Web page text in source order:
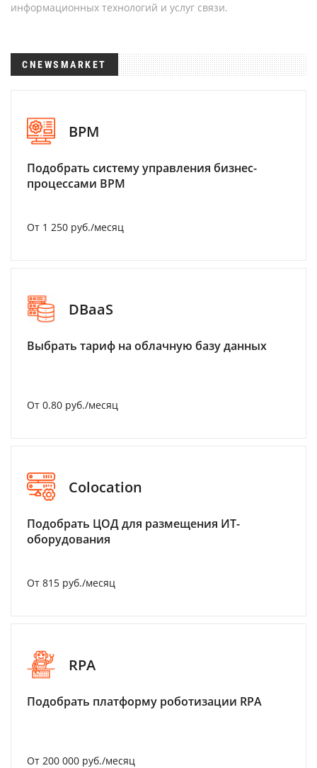
информационных технологий и услуг связи.
CNEWSMARKET
BPM
Подобрать систему управления бизнес-
процессами BPM
От 1 250 руб./месяц
DBaaS
Выбрать тариф на облачную базу данных
От 0.80 руб./месяц
Colocation
Подобрать ЦОД для размещения ИТ-
оборудования
От 815 руб./месяц
RPA
Подобрать платформу роботизации RPA
От 200 000 руб./месяц